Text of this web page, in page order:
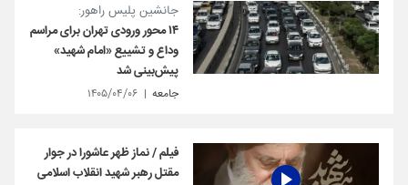
جانشین پلیس راهور:
۱۴ محور ورودی تهران برای مراسم
وداع و تشییع «امام شهید»
پیش‌بینی شد
جامعه ۱۴۰۵/۰۴/۰۶
فیلم / نماز ظهر عاشورا در جوار
مقتل رهبر شهید انقلاب اسلامی